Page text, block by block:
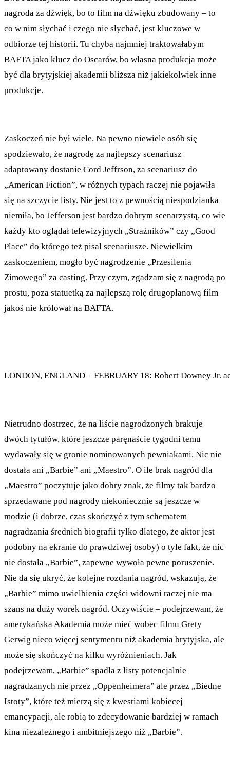
nagroda za dźwięk, bo to film na dźwięku zbudowany – to
co w nim słychać i czego nie słychać, jest kluczowe w
odbiorze tej historii. Tu chyba najmniej traktowałabym
BAFTA jako klucz do Oscarów, bo własna produkcja może
być dla brytyjskiej akademii bliższa niż jakiekolwiek inne
produkcje.
Zaskoczeń nie był wiele. Na pewno niewiele osób się
spodziewało, że nagrodę za najlepszy scenariusz
adaptowany dostanie Cord Jeffrson, za scenariusz do
„American Fiction”, w różnych typach raczej nie pojawiła
się na szczycie listy. Nie jest to z pewnością niespodzianka
niemiła, bo Jefferson jest bardzo dobrym scenarzystą, co wie
każdy kto oglądał telewizyjnych „Strażników” czy „Good
Place” do którego też pisał scenariusze. Niewielkim
zaskoczeniem, mogło być nagrodzenie „Przesilenia
Zimowego” za casting. Przy czym, zgadzam się z nagrodą po
prostu, poza statuetką za najlepszą rolę drugoplanową film
jakoś nie królował na BAFTA.
LONDON, ENGLAND – FEBRUARY 18: Robert Downey Jr.
Nietrudno dostrzec, że na liście nagrodzonych brakuje
dwóch tytułów, które jeszcze paręnaście tygodni temu
wydawały się w gronie nominowanych pewniakami. Nic nie
dostała ani „Barbie” ani „Maestro”. O ile brak nagród dla
„Maestro” poczytuje jako dobry znak, że filmy tak bardzo
sprzedawane pod nagrody niekoniecznie są jeszcze w
modzie (i dobrze, czas skończyć z tym schematem
nagradzania średnich biografii tylko dlatego, że aktor jest
podobny na ekranie do prawdziwej osoby) o tyle fakt, że nic
nie dostała „Barbie”, zapewne wywoła pewne poruszenie.
Nie da się ukryć, że kolejne rozdania nagród, wskazują, że
„Barbie” mimo uwielbienia części widowni raczej nie ma
szans na duży worek nagród. Oczywiście – podejrzewam, że
amerykańska Akademia może mieć wobec filmu Grety
Gerwig nieco więcej sentymentu niż akademia brytyjska, ale
może się skończyć na kilku wyróżnieniach. Jak
podejrzewam, „Barbie” spadła z listy potencjalnie
nagradzanych nie przez „Oppenheimera” ale przez „Biedne
Istoty”, które też mierzą się z kwestiami kobiecej
emancypacji, ale robią to zdecydowanie bardziej w ramach
kina niezależnego i ambitniejszego niż „Barbie”.